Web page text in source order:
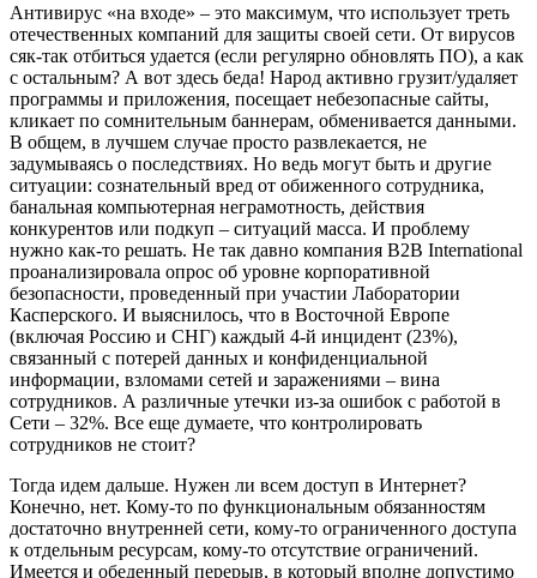
Антивирус «на входе» – это максимум, что использует треть
отечественных компаний для защиты своей сети. От вирусов
сяк-так отбиться удается (если регулярно обновлять ПО), а как
с остальным? А вот здесь беда! Народ активно грузит/удаляет
программы и приложения, посещает небезопасные сайты,
кликает по сомнительным баннерам, обменивается данными.
В общем, в лучшем случае просто развлекается, не
задумываясь о последствиях. Но ведь могут быть и другие
ситуации: сознательный вред от обиженного сотрудника,
банальная компьютерная неграмотность, действия
конкурентов или подкуп – ситуаций масса. И проблему
нужно как-то решать. Не так давно компания B2B International
проанализировала опрос об уровне корпоративной
безопасности, проведенный при участии Лаборатории
Касперского. И выяснилось, что в Восточной Европе
(включая Россию и СНГ) каждый 4-й инцидент (23%),
связанный с потерей данных и конфиденциальной
информации, взломами сетей и заражениями – вина
сотрудников. А различные утечки из-за ошибок с работой в
Сети – 32%. Все еще думаете, что контролировать
сотрудников не стоит?
Тогда идем дальше. Нужен ли всем доступ в Интернет?
Конечно, нет. Кому-то по функциональным обязанностям
достаточно внутренней сети, кому-то ограниченного доступа
к отдельным ресурсам, кому-то отсутствие ограничений.
Имеется и обеденный перерыв, в который вполне допустимо